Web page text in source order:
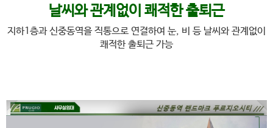
날씨와 관계없이 쾌적한 출퇴근
지하1층과 신중동역을 직통으로 연결하여 눈, 비 등 날씨와 관계없이
쾌적한 출퇴근 가능